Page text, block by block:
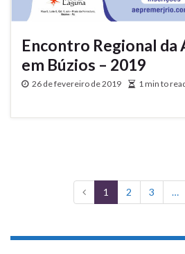
Encontro Regional da
em Búzios – 2019
26 de fevereiro de 2019 1 min to
1 2 3 …